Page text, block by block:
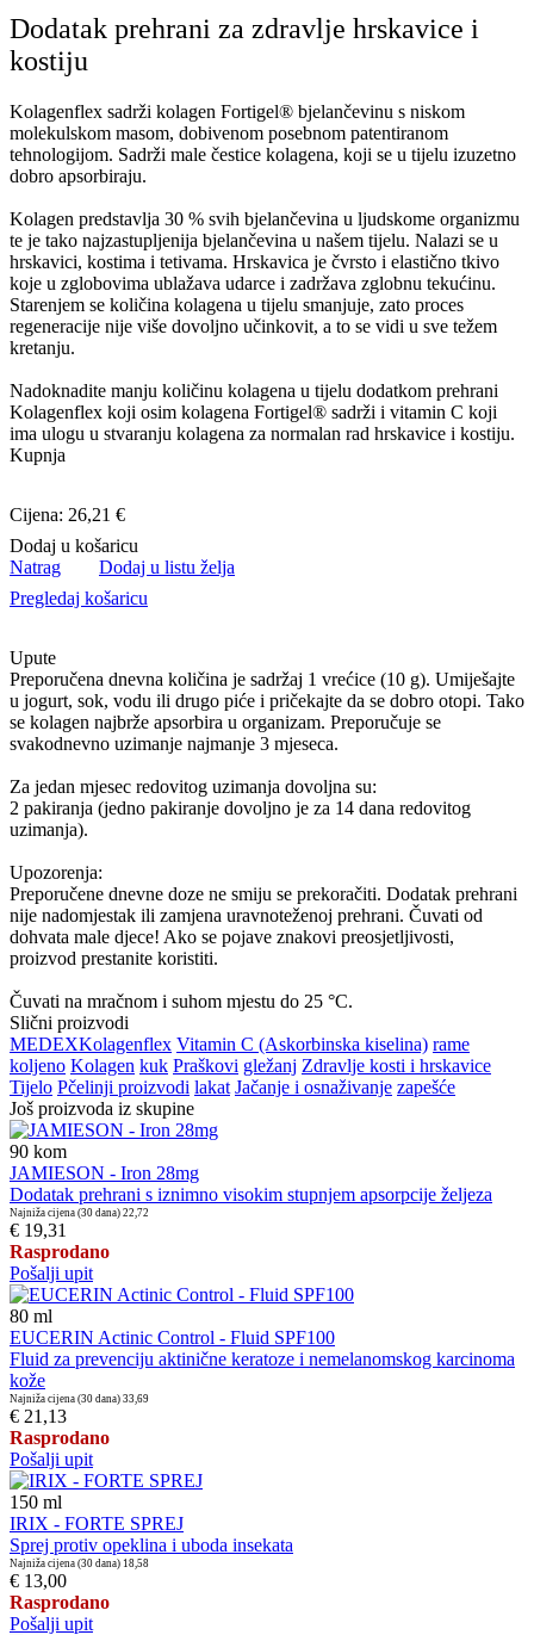
Dodatak prehrani za zdravlje hrskavice i
kostiju
Kolagenflex sadrži kolagen Fortigel® bjelančevinu s niskom
molekulskom masom, dobivenom posebnom patentiranom
tehnologijom. Sadrži male čestice kolagena, koji se u tijelu izuzetno
dobro apsorbiraju.
Kolagen predstavlja 30 % svih bjelančevina u ljudskome organizmu
te je tako najzastupljenija bjelančevina u našem tijelu. Nalazi se u
hrskavici, kostima i tetivama. Hrskavica je čvrsto i elastično tkivo
koje u zglobovima ublažava udarce i zadržava zglobnu tekućinu.
Starenjem se količina kolagena u tijelu smanjuje, zato proces
regeneracije nije više dovoljno učinkovit, a to se vidi u sve težem
kretanju.
Nadoknadite manju količinu kolagena u tijelu dodatkom prehrani
Kolagenflex koji osim kolagena Fortigel® sadrži i vitamin C koji
ima ulogu u stvaranju kolagena za normalan rad hrskavice i kostiju.
Kupnja
Cijena: 26,21 €
Dodaj u košaricu
Natrag
Dodaj u listu želja
Pregledaj košaricu
Upute
Preporučena dnevna količina je sadržaj 1 vrećice (10 g). Umiješajte
u jogurt, sok, vodu ili drugo piće i pričekajte da se dobro otopi. Tako
se kolagen najbrže apsorbira u organizam. Preporučuje se
svakodnevno uzimanje najmanje 3 mjeseca.
Za jedan mjesec redovitog uzimanja dovoljna su:
2 pakiranja (jedno pakiranje dovoljno je za 14 dana redovitog
uzimanja).
Upozorenja:
Preporučene dnevne doze ne smiju se prekoračiti. Dodatak prehrani
nije nadomjestak ili zamjena uravnoteženoj prehrani. Čuvati od
dohvata male djece! Ako se pojave znakovi preosjetljivosti,
proizvod prestanite koristiti.
Čuvati na mračnom i suhom mjestu do 25 °C.
Slični proizvodi
MEDEXKolagenflex Vitamin C (Askorbinska kiselina) rame
koljeno Kolagen kuk Praškovi gležanj Zdravlje kosti i hrskavice
Tijelo Pčelinji proizvodi lakat Jačanje i osnaživanje zapešće
Još proizvoda iz skupine
90 kom
JAMIESON - Iron 28mg
Dodatak prehrani s iznimno visokim stupnjem apsorpcije željeza
Najniža cijena (30 dana) 22,72
€ 19,31
Rasprodano
Pošalji upit
80 ml
EUCERIN Actinic Control - Fluid SPF100
Fluid za prevenciju aktinične keratoze i nemelanomskog karcinoma
kože
Najniža cijena (30 dana) 33,69
€ 21,13
Rasprodano
Pošalji upit
150 ml
IRIX - FORTE SPREJ
Sprej protiv opeklina i uboda insekata
Najniža cijena (30 dana) 18,58
€ 13,00
Rasprodano
Pošalji upit